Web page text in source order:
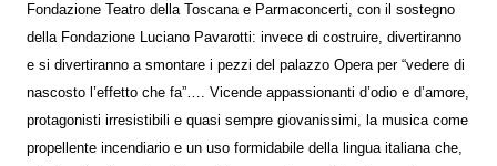
Fondazione Teatro della Toscana e Parmaconcerti, con il sostegno
della Fondazione Luciano Pavarotti: invece di costruire, divertiranno
e si divertiranno a smontare i pezzi del palazzo Opera per “vedere di
nascosto l’effetto che fa”…. Vicende appassionanti d’odio e d’amore,
protagonisti irresistibili e quasi sempre giovanissimi, la musica come
propellente incendiario e un uso formidabile della lingua italiana che,